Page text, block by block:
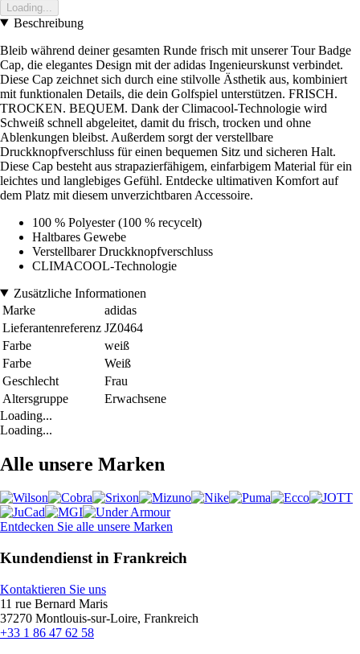
Loading...
Beschreibung
Bleib während deiner gesamten Runde frisch mit unserer Tour Badge
Cap, die elegantes Design mit der adidas Ingenieurskunst verbindet.
Diese Cap zeichnet sich durch eine stilvolle Ästhetik aus, kombiniert
mit funktionalen Details, die dein Golfspiel unterstützen. FRISCH.
TROCKEN. BEQUEM. Dank der Climacool-Technologie wird
Schweiß schnell abgeleitet, damit du frisch, trocken und ohne
Ablenkungen bleibst. Außerdem sorgt der verstellbare
Druckknopfverschluss für einen bequemen Sitz und sicheren Halt.
Diese Cap besteht aus strapazierfähigem, einfarbigem Material für ein
leichtes und langlebiges Gefühl. Entdecke ultimativen Komfort auf
dem Platz mit diesem unverzichtbaren Accessoire.
100 % Polyester (100 % recycelt)
Haltbares Gewebe
Verstellbarer Druckknopfverschluss
CLIMACOOL-Technologie
Zusätzliche Informationen
Marke
adidas
Lieferantenreferenz JZ0464
Farbe
weiß
Farbe
Weiß
Geschlecht
Frau
Altersgruppe
Erwachsene
Loading...
Loading...
Alle unsere Marken
Entdecken Sie alle unsere Marken
Kundendienst in Frankreich
Kontaktieren Sie uns
11 rue Bernard Maris
37270 Montlouis-sur-Loire, Frankreich
+33 1 86 47 62 58